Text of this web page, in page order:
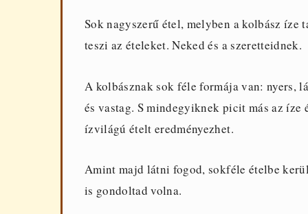
Sok nagyszerű étel, melyben a kolbász íze
teszi az ételeket. Neked és a szeretteidnek.
A kolbásznak sok féle formája van: nyers,
és vastag. S mindegyiknek picit más az
ízvilágú ételt eredményezhet.
Amint majd látni fogod, sokféle ételbe
is gondoltad volna.